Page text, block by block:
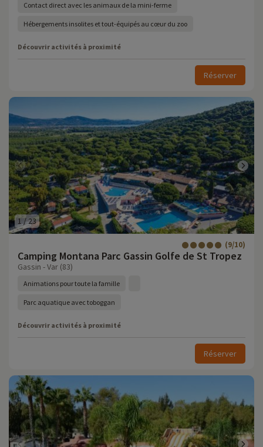
Contact direct avec les animaux de la mini-ferme
Hébergements insolites et tout-équipés au cœur du zoo
Découvrir activités à proximité
Réserver
1 /23
Camping Montana Parc Gassin Golfe de St Tropez
(9/10)
Gassin - Var (83)
Animations pour toute la famille
Parc aquatique avec toboggan
Découvrir activités à proximité
Réserver